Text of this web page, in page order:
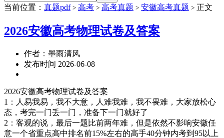
当前位置： 真题pdf > 高考 > 高考真题 > 安徽高考真题 > 正文
2026安徽高考物理试卷及答案
作者：墨雨清风
发布时间 2026-06-08
2026安徽高考物理试卷及答案
1：人易我易，我不大意，人难我难，我不畏难，大家放松心
态，考完一门丢一门，准备下一门就好了
2：客观的说，最后一题比前两年难，但是依然不影响安徽任
意一个省重点高中排名前15%左右的高手40分钟内考到95以上